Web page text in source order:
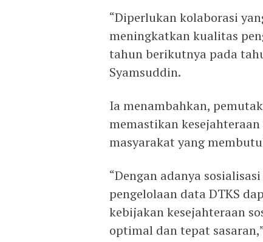
“Diperlukan kolaborasi
meningkatkan kualitas
tahun berikutnya pada
Syamsuddin.
Ia menambahkan,
memastikan
masyarakat yang
“Dengan adanya
pengelolaan data DTKS
kebijakan kesejahteraan
optimal dan tepat